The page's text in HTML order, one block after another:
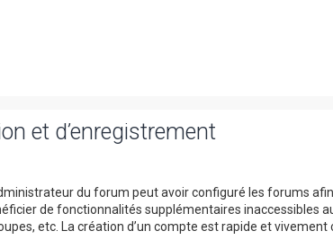
et d’enregistrement
du forum peut avoir configuré les forums
de fonctionnalités supplémentaires inaccessibles
etc. La création d’un compte est rapide et vivement